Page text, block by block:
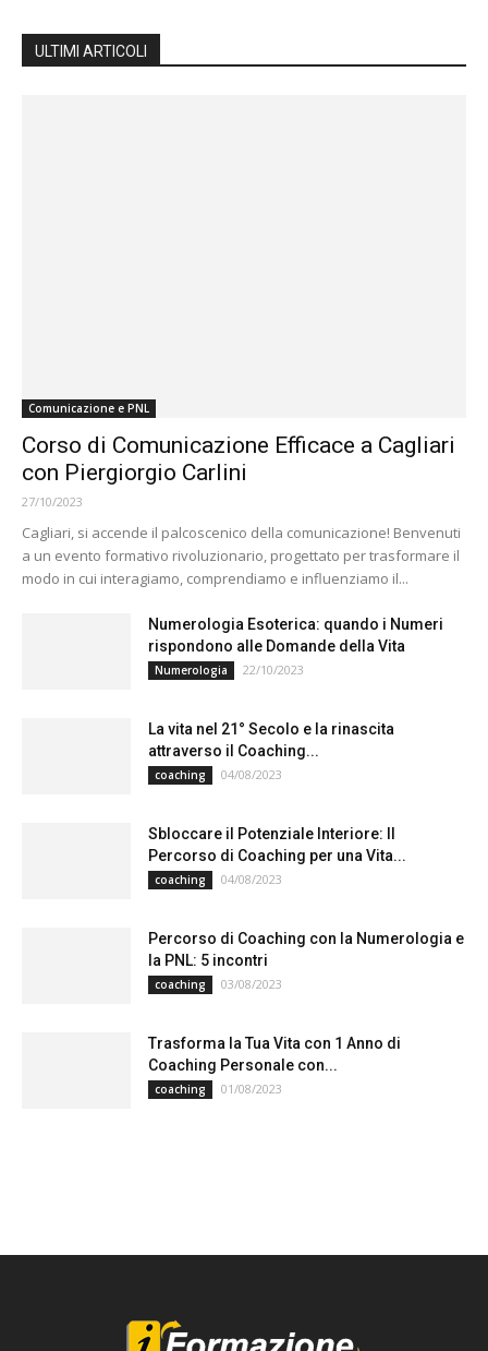
ULTIMI ARTICOLI
Comunicazione e PNL
Corso di Comunicazione Efficace a Cagliari
con Piergiorgio Carlini
27/10/2023
Cagliari, si accende il palcoscenico della comunicazione! Benvenuti
a un evento formativo rivoluzionario, progettato per trasformare il
modo in cui interagiamo, comprendiamo e influenziamo il...
Numerologia Esoterica: quando i Numeri
rispondono alle Domande della Vita
Numerologia 22/10/2023
La vita nel 21° Secolo e la rinascita
attraverso il Coaching...
coaching 04/08/2023
Sbloccare il Potenziale Interiore: Il
Percorso di Coaching per una Vita...
coaching 04/08/2023
Percorso di Coaching con la Numerologia e
la PNL: 5 incontri
coaching 03/08/2023
Trasforma la Tua Vita con 1 Anno di
Coaching Personale con...
coaching 01/08/2023